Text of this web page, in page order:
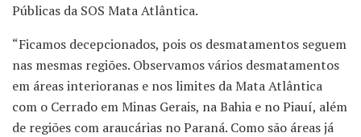
Públicas da SOS Mata Atlântica.
“Ficamos decepcionados, pois os desmatamentos seguem
nas mesmas regiões. Observamos vários desmatamentos
em áreas interioranas e nos limites da Mata Atlântica
com o Cerrado em Minas Gerais, na Bahia e no Piauí, além
de regiões com araucárias no Paraná. Como são áreas já